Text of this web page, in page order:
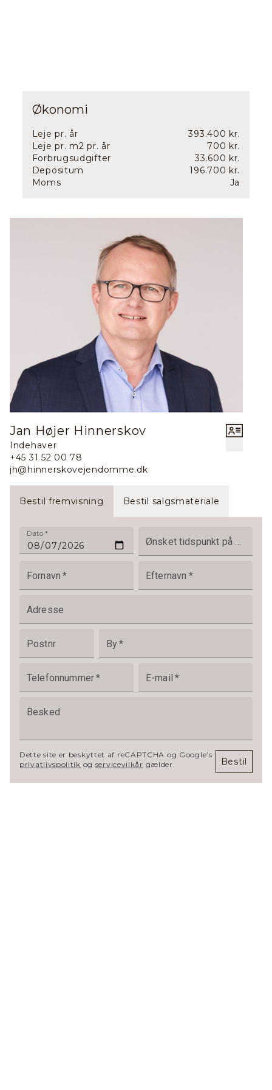
Økonomi
Leje pr. år
393.400 kr.
Leje pr. m2 pr. år
700 kr.
Forbrugsudgifter
33.600 kr.
Depositum
196.700 kr.
Moms
Ja
Jan Højer Hinnerskov
Indehaver
+45 31 52 00 78
jh@hinnerskovejendomme.dk
Bestil fremvisning Bestil salgsmateriale
Dato *
Ønsket tidspunkt på dagen
Fornavn * Efternavn *
Adresse
Postnr By*
Telefonnummer* E-mail *
Besked
Dette site er beskyttet af reCAPTCHA og Google’s
privatlivspolitik og servicevilkår gælder. Bestil